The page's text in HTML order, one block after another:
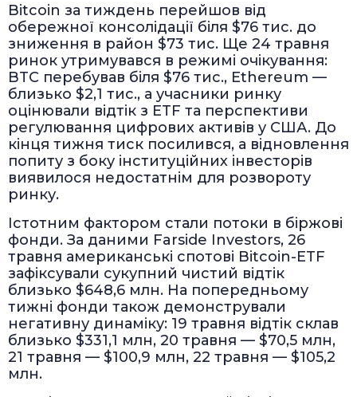
Bitcoin за тиждень перейшов від
обережної консолідації біля $76 тис. до
зниження в район $73 тис. Ще 24 травня
ринок утримувався в режимі очікування:
BTC перебував біля $76 тис., Ethereum —
близько $2,1 тис., а учасники ринку
оцінювали відтік з ETF та перспективи
регулювання цифрових активів у США. До
кінця тижня тиск посилився, а відновлення
попиту з боку інституційних інвесторів
виявилося недостатнім для розвороту
ринку.
Істотним фактором стали потоки в біржові
фонди. За даними Farside Investors, 26
травня американські спотові Bitcoin-ETF
зафіксували сукупний чистий відтік
близько $648,6 млн. На попередньому
тижні фонди також демонстрували
негативну динаміку: 19 травня відтік склав
близько $331,1 млн, 20 травня — $70,5 млн,
21 травня — $100,9 млн, 22 травня — $105,2
млн.